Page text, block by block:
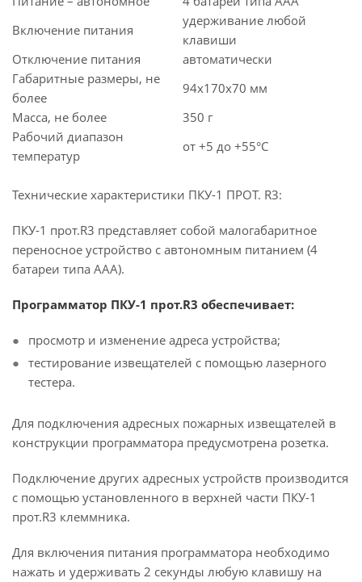
Включение питания
удерживание любой
клавиши
Отключение питания
автоматически
Габаритные размеры, не
более
94х170х70 мм
Масса, не более
350 г
Рабочий диапазон
температур
от +5 до +55°С
Технические характеристики ПКУ-1 ПРОТ. R3:
ПКУ-1 прот.R3 представляет собой малогабаритное
переносное устройство с автономным питанием (4
батареи типа ААА).
Программатор ПКУ-1 прот.R3 обеспечивает:
просмотр и изменение адреса устройства;
тестирование извещателей с помощью лазерного
тестера.
Для подключения адресных пожарных извещателей в
конструкции программатора предусмотрена розетка.
Подключение других адресных устройств производится
с помощью установленного в верхней части ПКУ-1
прот.R3 клеммника.
Для включения питания программатора необходимо
нажать и удерживать 2 секунды любую клавишу на